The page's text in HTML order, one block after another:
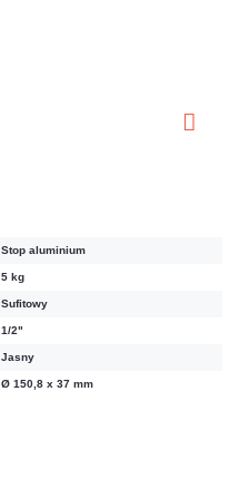
Stop aluminium
5 kg
Sufitowy
1/2"
Jasny
Ø 150,8 x 37 mm